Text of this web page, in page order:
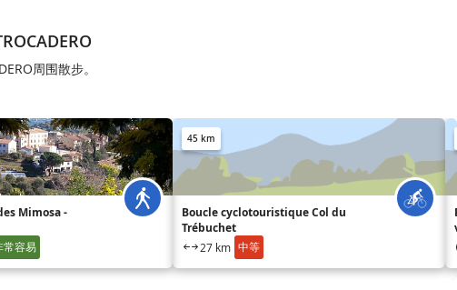
周围散步。
Mimosa -
常容易
45 km
Boucle cyclotouristique Col du
Trébuchet
27 km 中等